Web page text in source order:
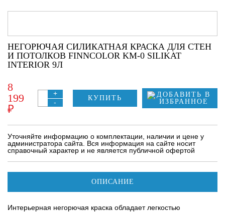
НЕГОРЮЧАЯ СИЛИКАТНАЯ КРАСКА ДЛЯ СТЕН
И ПОТОЛКОВ FINNCOLOR KM-0 SILIKAT
INTERIOR 9Л
8
199
₽
+
-
КУПИТЬ
Уточняйте информацию о комплектации, наличии и цене у
администратора сайта. Вся информация на сайте носит
справочный характер и не является публичной офертой
ОПИСАНИЕ
Интерьерная негорючая краска обладает легкостью